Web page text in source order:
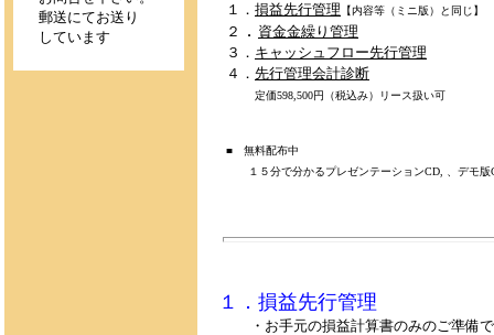
１． 損益先行管理 【内容等（ミニ版） と同じ】
２ ． 資金金繰り管理
３． キャッシュフロー先行管理
４． 先行管理会計診断
定価598,500円（税込み） リース扱い可
■ 無料配布中
１５分で分かるプレゼンテーションCD, 、デ
１． 損益先行管理
・お手元の損益計算書のみのご準備
郵送にてお送り
しています